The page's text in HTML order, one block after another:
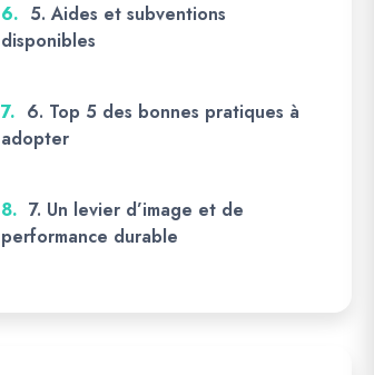
6. ️ 5. Aides et subventions
disponibles
7. 6. Top 5 des bonnes pratiques à
adopter
8. 7. Un levier d’image et de
performance durable